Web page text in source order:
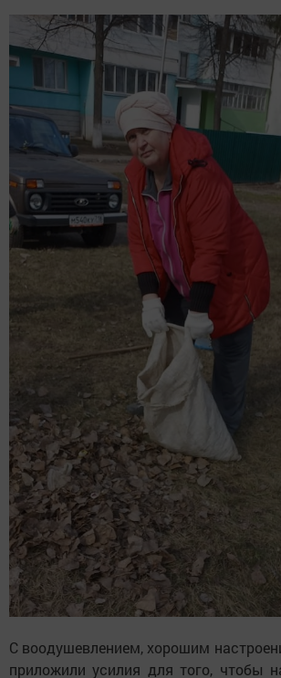
С воодушевлением, хорошим
приложили усилия для того, чтобы